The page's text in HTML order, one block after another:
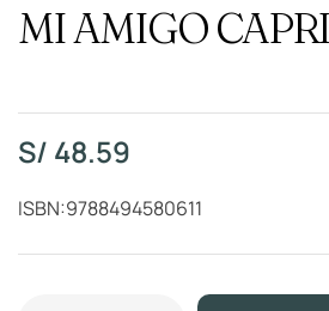
MI AMIGO
S/ 48.59
ISBN:9788494580611